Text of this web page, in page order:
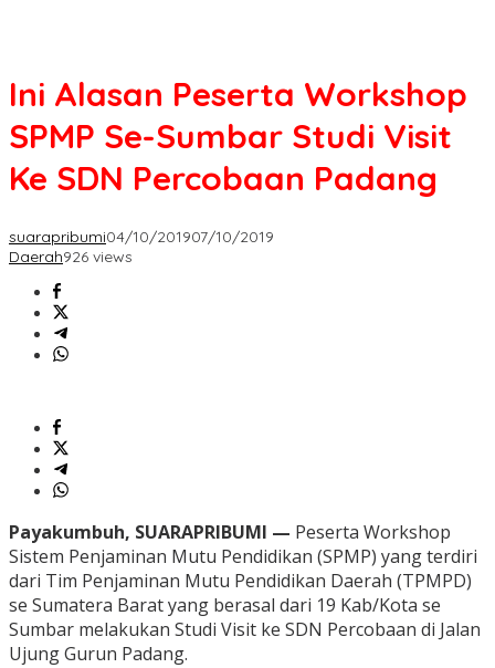
Ini Alasan Peserta Workshop
SPMP Se-Sumbar Studi Visit
Ke SDN Percobaan Padang
suarapribumi04/10/201907/10/2019
Daerah926 views
Payakumbuh, SUARAPRIBUMI — Peserta Workshop
Sistem Penjaminan Mutu Pendidikan (SPMP) yang terdiri
dari Tim Penjaminan Mutu Pendidikan Daerah (TPMPD)
se Sumatera Barat yang berasal dari 19 Kab/Kota se
Sumbar melakukan Studi Visit ke SDN Percobaan di Jalan
Ujung Gurun Padang.